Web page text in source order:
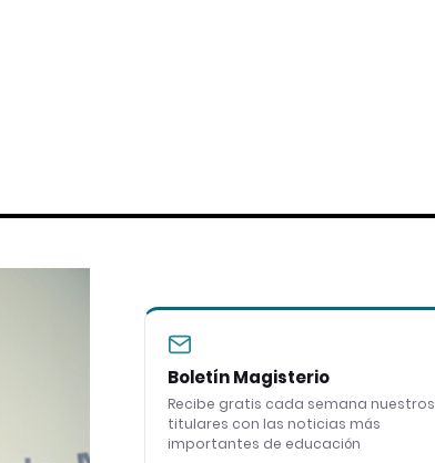
Boletín Magisterio
Recibe gratis cada semana nuestros
titulares con las noticias más
importantes de educación